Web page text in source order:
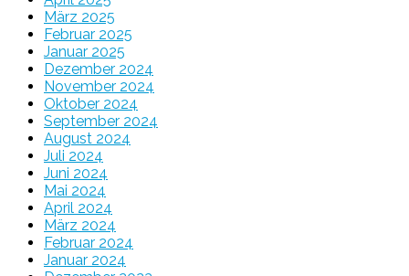
März 2025
Februar 2025
Januar 2025
Dezember 2024
November 2024
Oktober 2024
September 2024
August 2024
Juli 2024
Juni 2024
Mai 2024
April 2024
März 2024
Februar 2024
Januar 2024